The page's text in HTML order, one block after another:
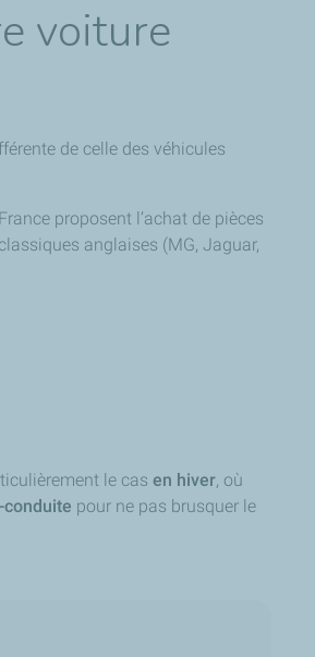
voiture
de celle des véhicules
proposent l’achat de pièces
anglaises (MG, Jaguar,
le cas en hiver, où
conduite pour ne pas brusquer le